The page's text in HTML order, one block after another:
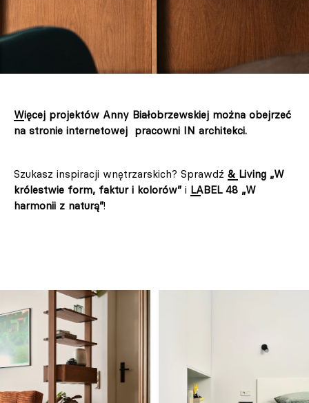
Więcej projektów Anny Białobrzewskiej można obejrzeć
na stronie internetowej pracowni IN architekci.
Szukasz inspiracji wnętrzarskich? Sprawdź & Living „W
królestwie form, faktur i kolorów” i LABEL 48 „W
harmonii z naturą”!